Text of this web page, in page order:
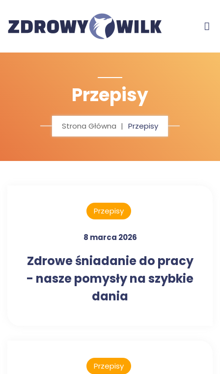
Przepisy
Strona Główna Przepisy
Przepisy
8 marca 2026
Zdrowe śniadanie do pracy
- nasze pomysły na szybkie
dania
Przepisy